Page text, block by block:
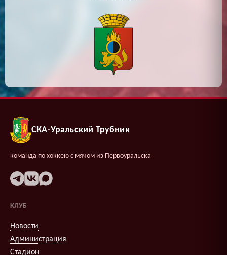
СКА-Уральский Трубник
команда по хоккею с мячом из Первоуральска
КЛУБ
Новости
Администрация
Стадион